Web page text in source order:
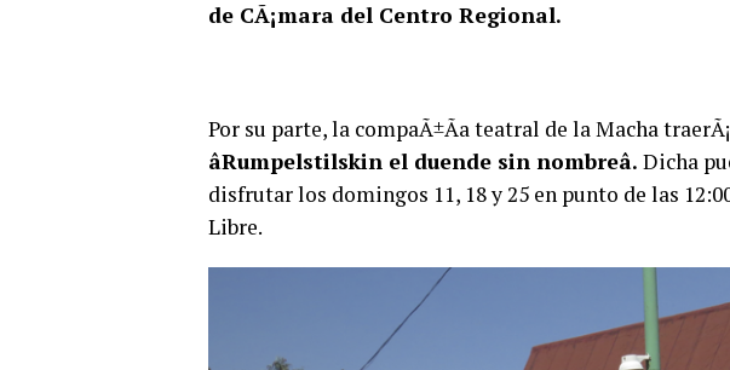
de CÃ¡mara del Centro Regional.
Por su parte, la compaÃ±Ã­a teatral de la Macha
âRumpelstilskin el duende sin nombreâ. Dicha
disfrutar los domingos 11, 18 y 25 en punto de las
Libre.